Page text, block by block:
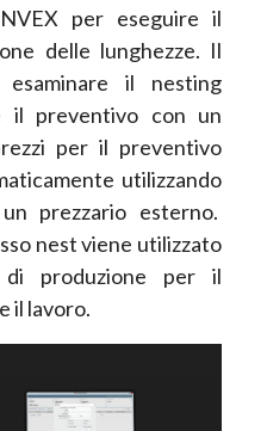
per eseguire il
delle lunghezze. Il
il nesting
il preventivo con un
per il preventivo
utilizzando
prezzario esterno.
nest viene utilizzato
produzione per il
il lavoro.